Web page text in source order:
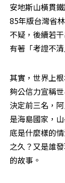
安地斯山橫貫
85年版台灣省
不疑，後續若
有著「考證不
其實，世界上
夠公信力宣稱
決定前三名，
是海島國家，
底是什麼樣的
之久？又是誰
的故事。